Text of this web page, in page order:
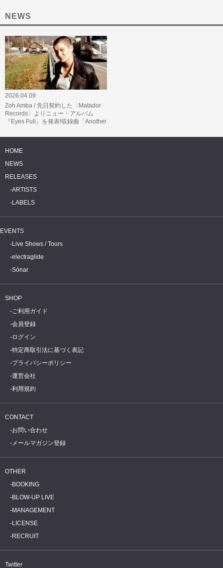
NEWS
2026.04.09
Zoh Amba / 先日契約した〈Matador
Records〉よりニュー・アルバム
『Eyes Full』を発表!収録曲「Another
HOME
NEWS
RELEASES
ARTISTS
LABELS
EVENTS
Live Shows / Tours
electraglide
Sónar
SHOP
ご利用ガイド
会員登録
ログイン
特定商取引法に基づく表記
プライバシーポリシー
運営会社
利用規約
CONTACT
お問い合わせ
メールマガジン登録
OTHER
BOOKING
BLOW-UP LIVE
MANAGEMENT
LICENSE
RECRUIT
Twitter